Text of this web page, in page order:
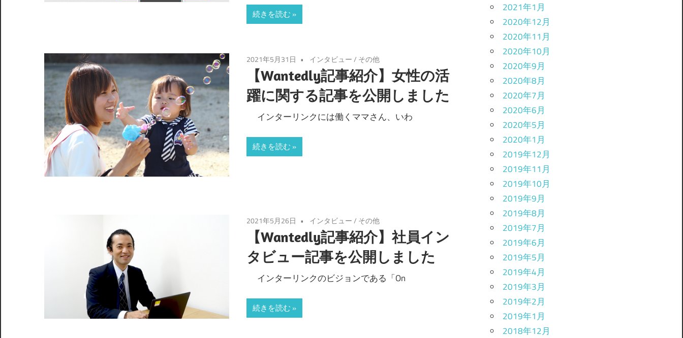
続きを読む
2021年5月31日 インタビュー/ その他
【Wantedly記事紹介】女性の活
躍に関する記事を公開しました
インターリンクには働くママさん、いわ
続きを読む
2021年5月26日 インタビュー/ その他
【Wantedly記事紹介】社員イン
タビュー記事を公開しました
インターリンクのビジョンである「On
続きを読む
2021年1月
2020年12月
2020年11月
2020年10月
2020年9月
2020年8月
2020年7月
2020年6月
2020年5月
2020年1月
2019年12月
2019年11月
2019年10月
2019年9月
2019年8月
2019年7月
2019年6月
2019年5月
2019年4月
2019年3月
2019年2月
2019年1月
2018年12月